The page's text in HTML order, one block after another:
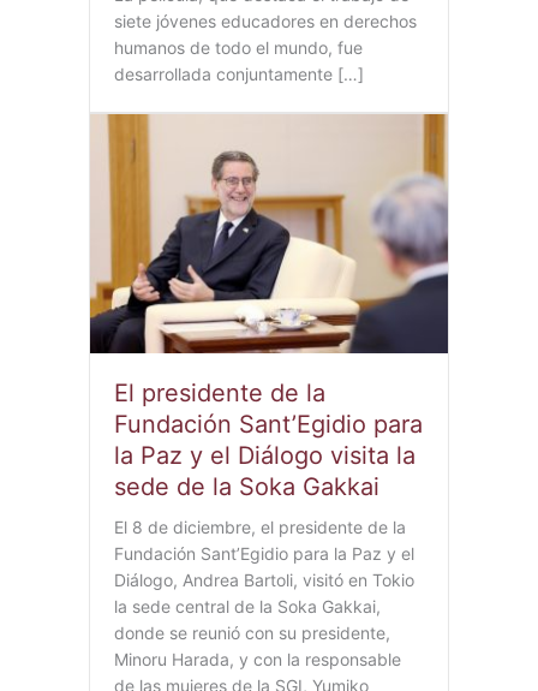
siete jóvenes educadores en derechos
humanos de todo el mundo, fue
desarrollada conjuntamente […]
El presidente de la
Fundación Sant’Egidio para
la Paz y el Diálogo visita la
sede de la Soka Gakkai
El 8 de diciembre, el presidente de la
Fundación Sant’Egidio para la Paz y el
Diálogo, Andrea Bartoli, visitó en Tokio
la sede central de la Soka Gakkai,
donde se reunió con su presidente,
Minoru Harada, y con la responsable
de las mujeres de la SGI, Yumiko